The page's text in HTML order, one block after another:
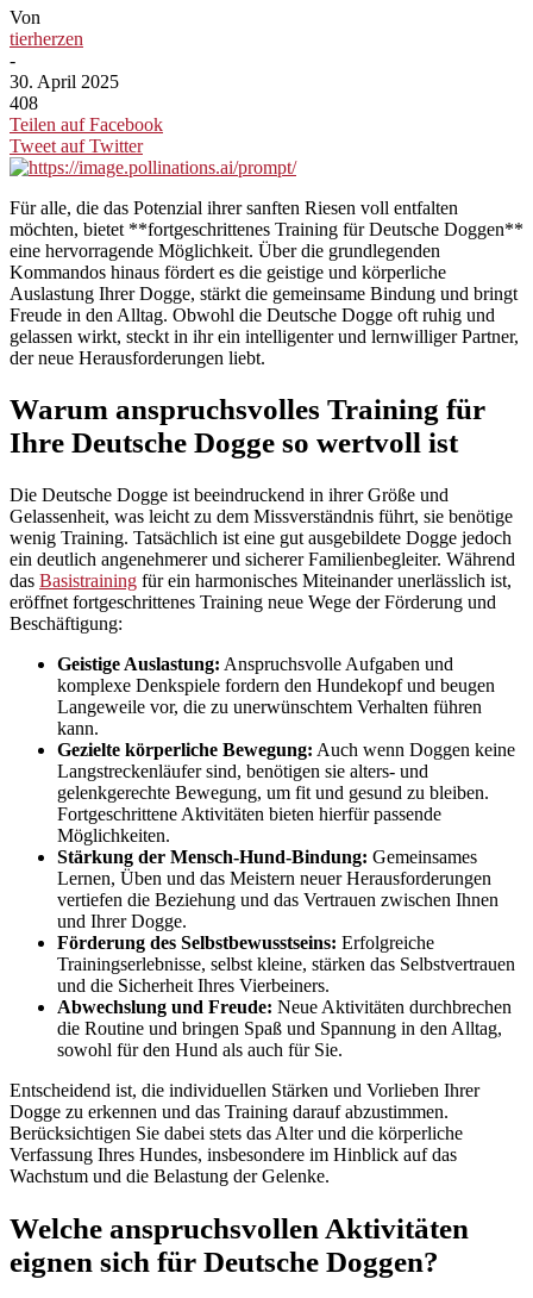
Von
tierherzen
-
30. April 2025
408
Teilen auf Facebook
Tweet auf Twitter
Für alle, die das Potenzial ihrer sanften Riesen voll entfalten
möchten, bietet **fortgeschrittenes Training für Deutsche Doggen**
eine hervorragende Möglichkeit. Über die grundlegenden
Kommandos hinaus fördert es die geistige und körperliche
Auslastung Ihrer Dogge, stärkt die gemeinsame Bindung und bringt
Freude in den Alltag. Obwohl die Deutsche Dogge oft ruhig und
gelassen wirkt, steckt in ihr ein intelligenter und lernwilliger Partner,
der neue Herausforderungen liebt.
Warum anspruchsvolles Training für
Ihre Deutsche Dogge so wertvoll ist
Die Deutsche Dogge ist beeindruckend in ihrer Größe und
Gelassenheit, was leicht zu dem Missverständnis führt, sie benötige
wenig Training. Tatsächlich ist eine gut ausgebildete Dogge jedoch
ein deutlich angenehmerer und sicherer Familienbegleiter. Während
das Basistraining für ein harmonisches Miteinander unerlässlich ist,
eröffnet fortgeschrittenes Training neue Wege der Förderung und
Beschäftigung:
Geistige Auslastung: Anspruchsvolle Aufgaben und
komplexe Denkspiele fordern den Hundekopf und beugen
Langeweile vor, die zu unerwünschtem Verhalten führen
kann.
Gezielte körperliche Bewegung: Auch wenn Doggen keine
Langstreckenläufer sind, benötigen sie alters- und
gelenkgerechte Bewegung, um fit und gesund zu bleiben.
Fortgeschrittene Aktivitäten bieten hierfür passende
Möglichkeiten.
Stärkung der Mensch-Hund-Bindung: Gemeinsames
Lernen, Üben und das Meistern neuer Herausforderungen
vertiefen die Beziehung und das Vertrauen zwischen Ihnen
und Ihrer Dogge.
Förderung des Selbstbewusstseins: Erfolgreiche
Trainingserlebnisse, selbst kleine, stärken das Selbstvertrauen
und die Sicherheit Ihres Vierbeiners.
Abwechslung und Freude: Neue Aktivitäten durchbrechen
die Routine und bringen Spaß und Spannung in den Alltag,
sowohl für den Hund als auch für Sie.
Entscheidend ist, die individuellen Stärken und Vorlieben Ihrer
Dogge zu erkennen und das Training darauf abzustimmen.
Berücksichtigen Sie dabei stets das Alter und die körperliche
Verfassung Ihres Hundes, insbesondere im Hinblick auf das
Wachstum und die Belastung der Gelenke.
Welche anspruchsvollen Aktivitäten
eignen sich für Deutsche Doggen?